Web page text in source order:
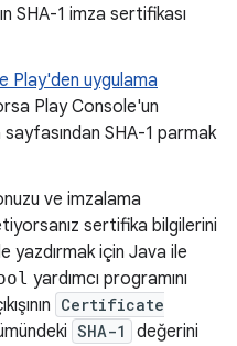
SHA-1 imza sertifikası
Play'den uygulama
Play Console'un
SHA-1 parmak
ve imzalama
sertifika bilgilerini
yazdırmak için Java ile
yardımcı programını
Certificate
SHA-1
değerini